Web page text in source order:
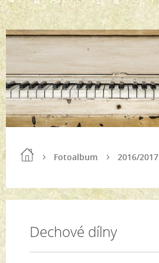
Fotoalbum 2016/2017
Dechové dílny